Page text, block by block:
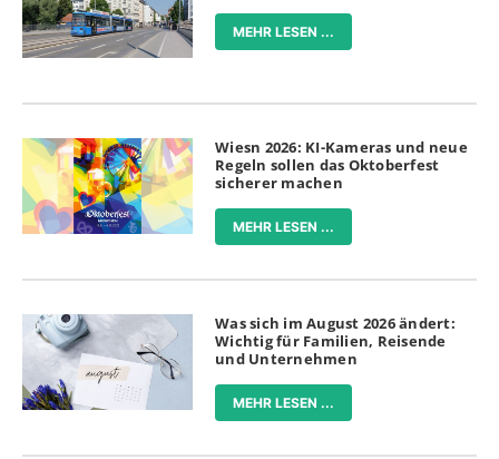
MEHR LESEN ...
Wiesn 2026: KI-Kameras und neue
Regeln sollen das Oktoberfest
sicherer machen
MEHR LESEN ...
Was sich im August 2026 ändert:
Wichtig für Familien, Reisende
und Unternehmen
MEHR LESEN ...